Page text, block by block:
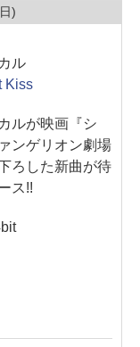
)
ル
Kiss
ルが映画『シ
ンゲリオン劇場
ろした新曲が待
ス!!